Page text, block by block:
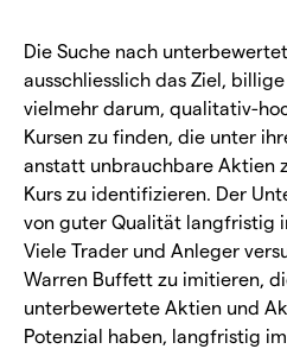
Die Suche nach
ausschliesslich das Ziel,
vielmehr darum, qualitativ-
Kursen zu finden, die unter
anstatt unbrauchbare Aktien
Kurs zu identifizieren. Der
von guter Qualität langfristig
Viele Trader und Anleger
Warren Buffett zu imitieren,
unterbewertete Aktien und
Potenzial haben, langfristig